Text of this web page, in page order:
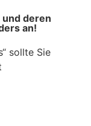
deren
an!
sollte Sie